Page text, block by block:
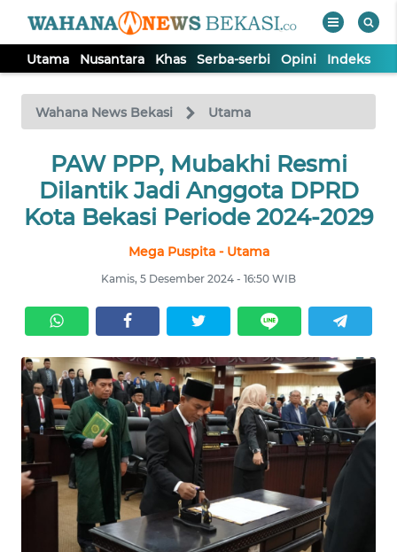
Utama Nusantara Khas Serba-serbi Opini Indeks
Wahana News Bekasi Utama
PAW PPP, Mubakhi Resmi
Dilantik Jadi Anggota DPRD
Kota Bekasi Periode 2024-2029
Mega Puspita - Utama
Kamis, 5 Desember 2024 - 16:50 WIB
TV
Tutup
UTAMA
NUSANTARA
SERBA-
SERBI
OPINI
Informasi
INDEKS
BERITA